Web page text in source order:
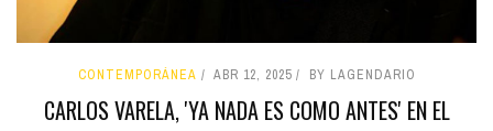
CONTEMPORÁNEA ABR 12, 2025 BY LAGENDARIO
CARLOS VARELA, 'YA NADA ES COMO ANTES' EN EL